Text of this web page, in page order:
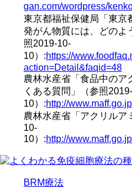
gan.com/wordpress/
東京都福祉保健局「東京
発がん物質には、どのよ
照2019-10-
10）:https://
action=Detail&faqid=48
農林水産省「食品中の
くある質問」（参照
10）:http://
農林水産省「アクリルア
10-
10）:http://
BRM療法